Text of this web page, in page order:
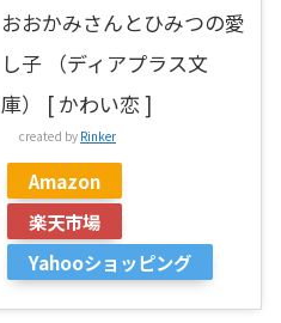
おおかみさんとひみつの愛
し子 （ディアプラス文
庫） [ かわい恋 ]
created by Rinker
Amazon
楽天市場
Yahooショッピング